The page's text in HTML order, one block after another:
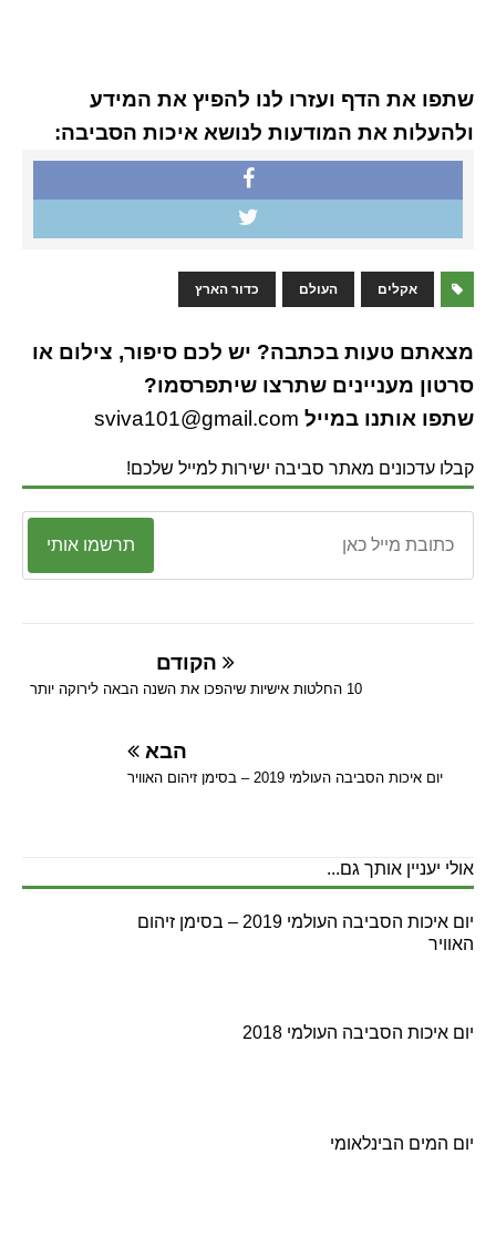
שתפו את הדף ועזרו לנו להפיץ את המידע
ולהעלות את המודעות לנושא איכות הסביבה:
אקלים העולם כדור הארץ
מצאתם טעות בכתבה? יש לכם סיפור, צילום או
סרטון מעניינים שתרצו שיתפרסמו?
שתפו אותנו במייל sviva101@gmail.com
קבלו עדכונים מאתר סביבה ישירות למייל שלכם!
תרשמו אותי
הקודם
10 החלטות אישיות שיהפכו את השנה הבאה לירוקה יותר
הבא
יום איכות הסביבה העולמי 2019 – בסימן זיהום האוויר
אולי יעניין אותך גם...
יום איכות הסביבה העולמי 2019 – בסימן זיהום
האוויר
יום איכות הסביבה העולמי 2018
יום המים הבינלאומי